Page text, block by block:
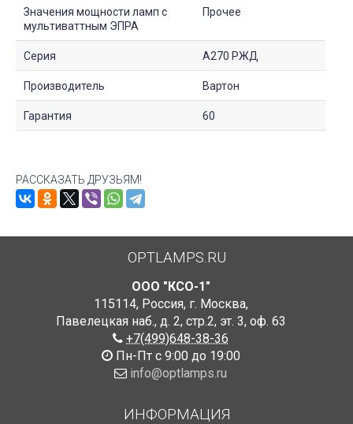
Значения мощности ламп с
мультиваттным ЭПРА
Прочее
Серия A270 РЖД
Производитель Вартон
Гарантия 60
РАССКАЗАТЬ ДРУЗЬЯМ!
OPTLAMPS.RU
ООО "КСО-1"
115114, Россия, г. Москва,
Павелецкая наб., д. 2, стр.2, эт. 3, оф. 63
+7(499)648-38-36
Пн-Пт с 9:00 до 19:00
info@optlamps.ru
ИНФОРМАЦИЯ